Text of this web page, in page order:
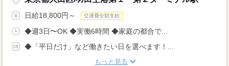
日給18,800円～ 交通費全額支給
◆週3日〜OK ◆実働6時間 ◆家庭の都合で...
◆「平日だけ」など働きたい日を選べます！...
もっと見る